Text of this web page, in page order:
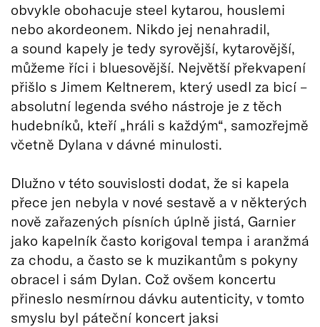
obvykle obohacuje steel kytarou, houslemi
nebo akordeonem. Nikdo jej nenahradil,
a sound kapely je tedy syrovější, kytarovější,
můžeme říci i bluesovější. Největší překvapení
přišlo s Jimem Keltnerem, který usedl za bicí –
absolutní legenda svého nástroje je z těch
hudebníků, kteří „hráli s každým“, samozřejmě
včetně Dylana v dávné minulosti.
Dlužno v této souvislosti dodat, že si kapela
přece jen nebyla v nové sestavě a v některých
nově zařazených písních úplně jistá, Garnier
jako kapelník často korigoval tempa i aranžmá
za chodu, a často se k muzikantům s pokyny
obracel i sám Dylan. Což ovšem koncertu
přineslo nesmírnou dávku autenticity, v tomto
smyslu byl páteční koncert jaksi